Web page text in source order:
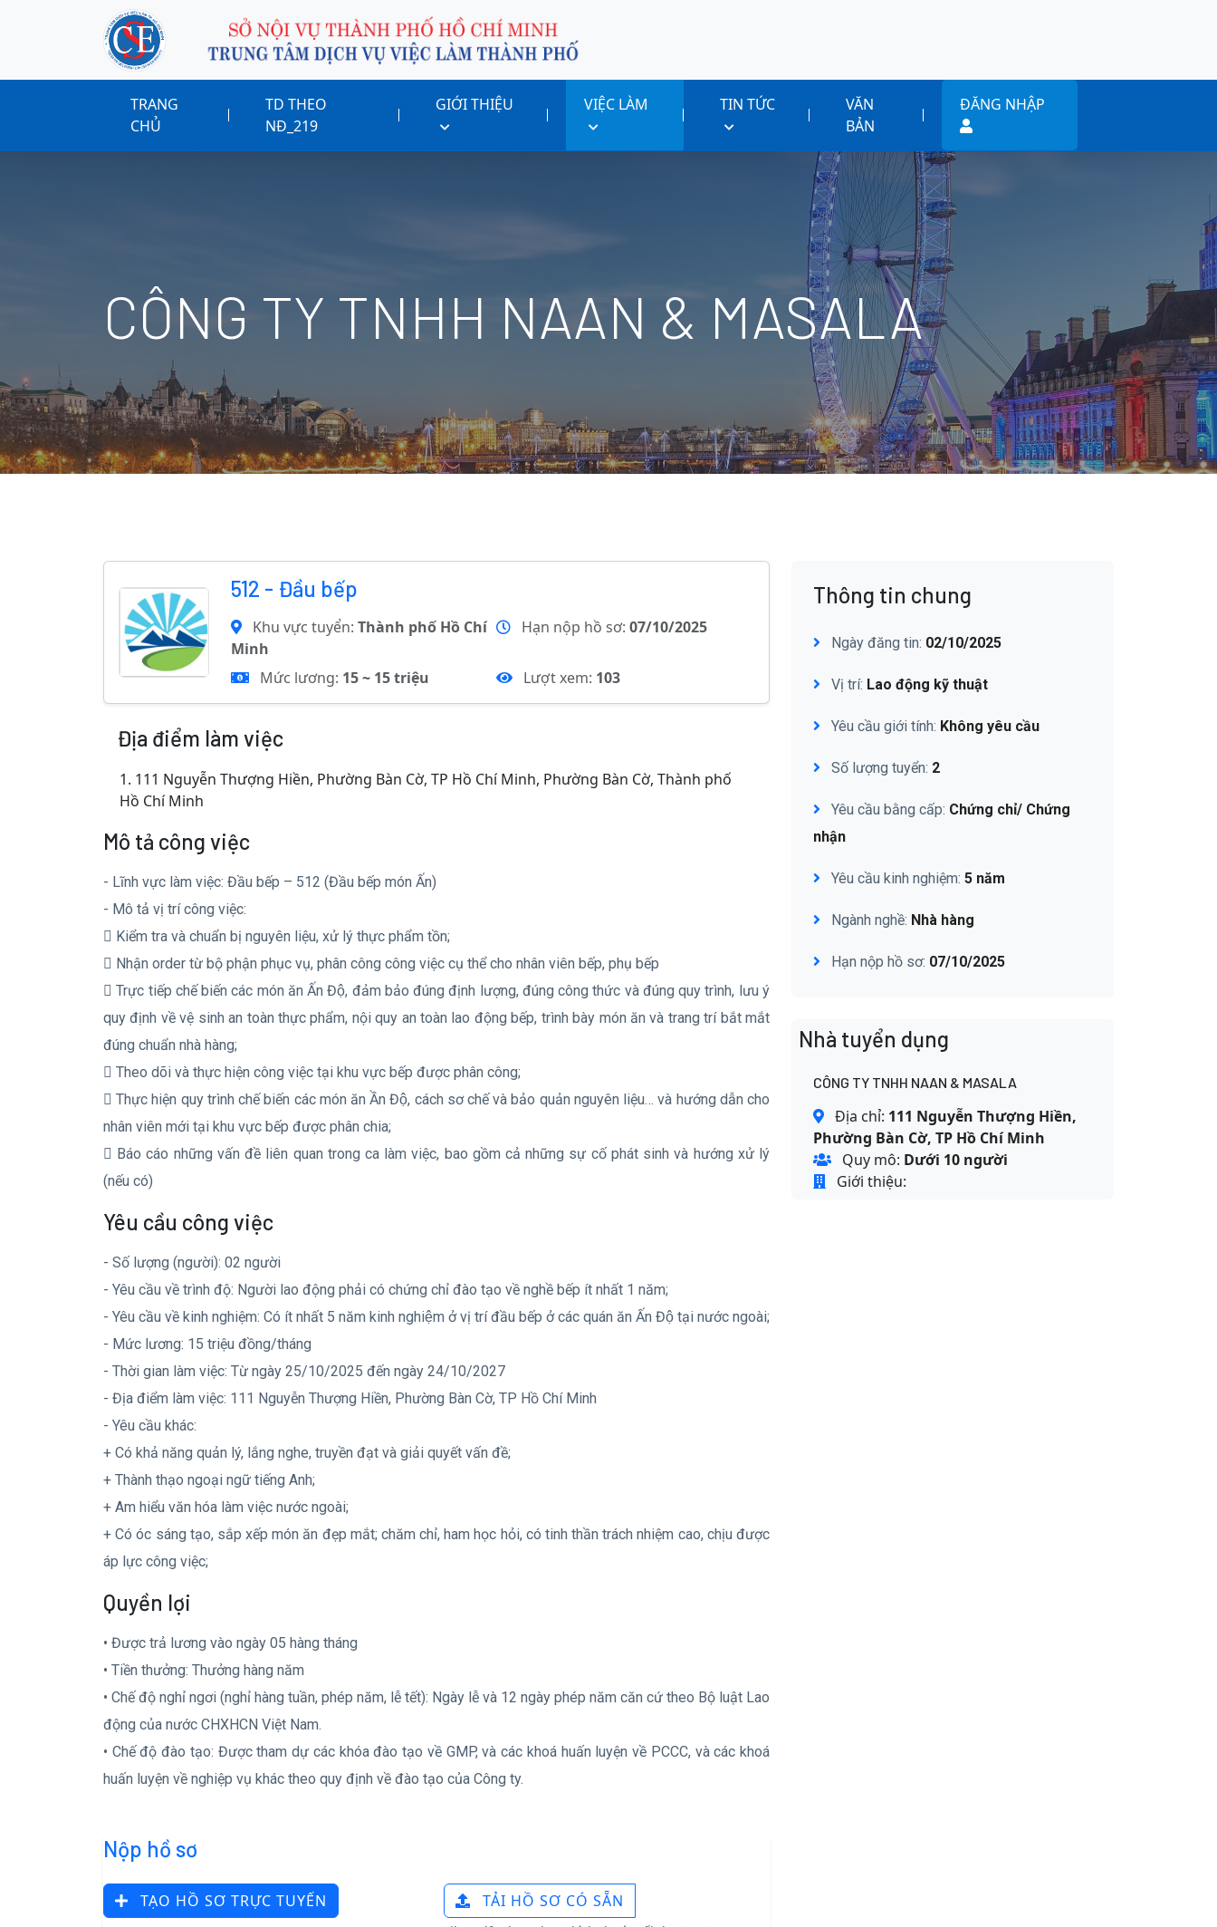
TRANG
CHỦ
TD THEO
NĐ_219
GIỚI THIỆU VIỆC LÀM TIN TỨC
VĂN
BẢN
ĐĂNG NHẬP
CÔNG TY TNHH NAAN & MASALA
512 - Đầu bếp
Khu vực tuyển: Thành phố Hồ Chí
Minh
Hạn nộp hồ sơ: 07/10/2025
Mức lương: 15 ~ 15 triệu Lượt xem: 103
Địa điểm làm việc
1. 111 Nguyễn Thượng Hiền, Phường Bàn Cờ, TP Hồ Chí Minh, Phường Bàn Cờ, Thành phố
Hồ Chí Minh
Mô tả công việc
- Lĩnh vực làm việc: Đầu bếp – 512 (Đầu bếp món Ấn)
- Mô tả vị trí công việc:
 Kiểm tra và chuẩn bị nguyên liệu, xử lý thực phẩm tồn;
 Nhận order từ bộ phận phục vụ, phân công công việc cụ thể cho nhân viên bếp, phụ bếp
 Trực tiếp chế biến các món ăn Ấn Độ, đảm bảo đúng định lượng, đúng công thức và đúng quy trình, lưu ý
quy định về vệ sinh an toàn thực phẩm, nội quy an toàn lao động bếp, trình bày món ăn và trang trí bắt mắt
đúng chuẩn nhà hàng;
 Theo dõi và thực hiện công việc tại khu vực bếp được phân công;
 Thực hiện quy trình chế biến các món ăn Ần Độ, cách sơ chế và bảo quản nguyên liệu… và hướng dẫn cho
nhân viên mới tại khu vực bếp được phân chia;
 Báo cáo những vấn đề liên quan trong ca làm việc, bao gồm cả những sự cố phát sinh và hướng xử lý
(nếu có)
Yêu cầu công việc
- Số lượng (người): 02 người
- Yêu cầu về trình độ: Người lao động phải có chứng chỉ đào tạo về nghề bếp ít nhất 1 năm;
- Yêu cầu về kinh nghiệm: Có ít nhất 5 năm kinh nghiệm ở vị trí đầu bếp ở các quán ăn Ấn Độ tại nước ngoài;
- Mức lương: 15 triệu đồng/tháng
- Thời gian làm việc: Từ ngày 25/10/2025 đến ngày 24/10/2027
- Địa điểm làm việc: 111 Nguyễn Thượng Hiền, Phường Bàn Cờ, TP Hồ Chí Minh
- Yêu cầu khác:
+ Có khả năng quản lý, lắng nghe, truyền đạt và giải quyết vấn đề;
+ Thành thạo ngoại ngữ tiếng Anh;
+ Am hiểu văn hóa làm việc nước ngoài;
+ Có óc sáng tạo, sắp xếp món ăn đẹp mắt; chăm chỉ, ham học hỏi, có tinh thần trách nhiệm cao, chịu được
áp lực công việc;
Quyền lợi
• Được trả lương vào ngày 05 hàng tháng
• Tiền thưởng: Thưởng hàng năm
• Chế độ nghỉ ngơi (nghỉ hàng tuần, phép năm, lễ tết): Ngày lễ và 12 ngày phép năm căn cứ theo Bộ luật Lao
động của nước CHXHCN Việt Nam.
• Chế độ đào tạo: Được tham dự các khóa đào tạo về GMP, và các khoá huấn luyện về PCCC, và các khoá
huấn luyện về nghiệp vụ khác theo quy định về đào tạo của Công ty.
Nộp hồ sơ
TẠO HỒ SƠ TRỰC TUYẾN TẢI HỒ SƠ CÓ SẴN
Thông tin chung
Ngày đăng tin: 02/10/2025
Vị trí: Lao động kỹ thuật
Yêu cầu giới tính: Không yêu cầu
Số lượng tuyển: 2
Yêu cầu bằng cấp: Chứng chỉ/ Chứng
nhận
Yêu cầu kinh nghiệm: 5 năm
Ngành nghề: Nhà hàng
Hạn nộp hồ sơ: 07/10/2025
Nhà tuyển dụng
CÔNG TY TNHH NAAN & MASALA
Địa chỉ: 111 Nguyễn Thượng Hiền,
Phường Bàn Cờ, TP Hồ Chí Minh
Quy mô: Dưới 10 người
Giới thiệu: